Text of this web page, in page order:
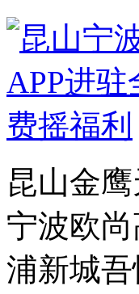
昆山金
宁波欧
浦新城